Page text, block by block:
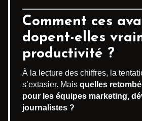
Comment ces
dopent-elles
productivité ?
À la lecture des chiffres, la
s’extasier. Mais quelles
pour les équipes marketing,
journalistes ?